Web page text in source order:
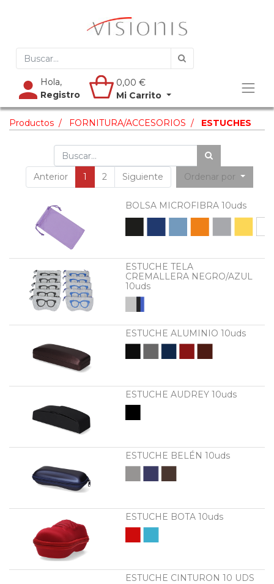
Hola,
Registro
0,00 €
Mi Carrito
Productos FORNITURA/ACCESORIOS ESTUCHES
Anterior 1 2 Siguiente Ordenar por
BOLSA MICROFIBRA 10uds
ESTUCHE TELA
CREMALLERA NEGRO/AZUL
10uds
ESTUCHE ALUMINIO 10uds
ESTUCHE AUDREY 10uds
ESTUCHE BELÉN 10uds
ESTUCHE BOTA 10uds
ESTUCHE CINTURON 10 UDS